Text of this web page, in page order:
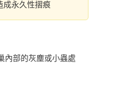
成永久性摺痕
內部的灰塵或小蟲處